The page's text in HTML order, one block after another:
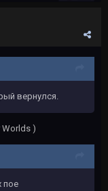
вернулся.
Worlds )
пое